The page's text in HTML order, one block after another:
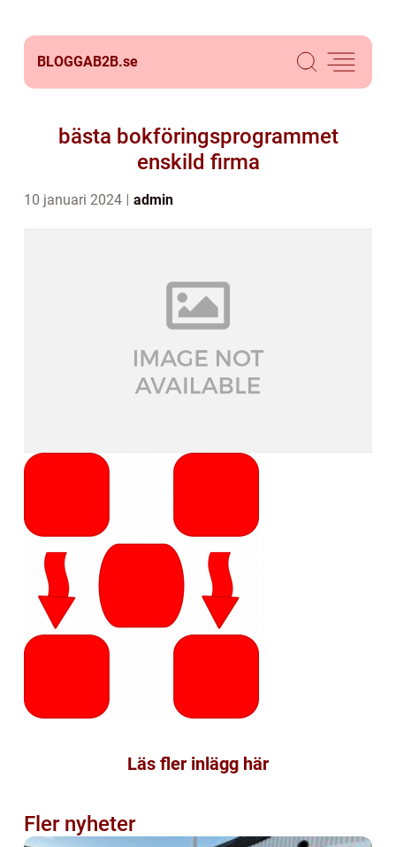
BLOGGAB2B.se
bästa bokföringsprogrammet
enskild firma
10 januari 2024 admin
Läs fler inlägg här
Fler nyheter